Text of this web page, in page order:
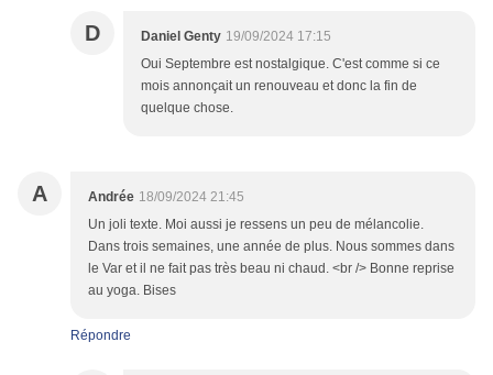
D Daniel Genty 19/09/2024 17:15
Oui Septembre est nostalgique. C'est comme si ce
mois annonçait un renouveau et donc la fin de
quelque chose.
A Andrée 18/09/2024 21:45
Un joli texte. Moi aussi je ressens un peu de mélancolie.
Dans trois semaines, une année de plus. Nous sommes dans
le Var et il ne fait pas très beau ni chaud. <br /> Bonne reprise
au yoga. Bises
Répondre